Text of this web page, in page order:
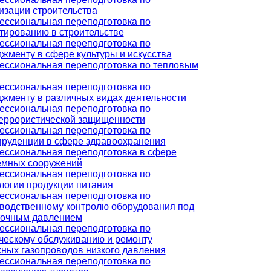
строительства
переподготовка по
в строительстве
переподготовка по
в сфере культуры и искусства
переподготовка по тепловым
переподготовка по
в различных видах деятельности
переподготовка по
защищенности
переподготовка по
в сфере здравоохранения
переподготовка в сфере
сооружений
переподготовка по
продукции питания
переподготовка по
контролю оборудования под
давлением
переподготовка по
обслуживанию и ремонту
газопроводов низкого давления
переподготовка по